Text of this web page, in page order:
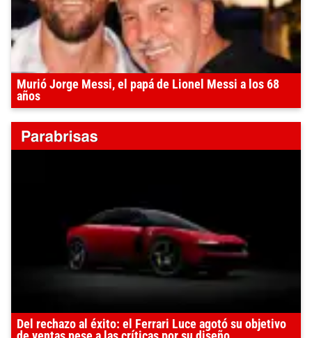
Murió Jorge Messi, el papá de Lionel Messi a los 68
años
Del rechazo al éxito: el Ferrari Luce agotó su objetivo